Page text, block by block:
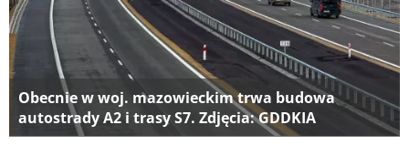
Obecnie w woj. mazowieckim trwa budowa
autostrady A2 i trasy S7. Zdjęcia: GDDKIA